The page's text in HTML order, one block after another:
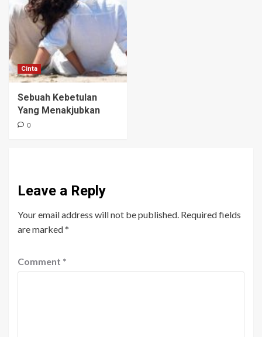
Cinta
Sebuah Kebetulan
Yang Menakjubkan
0
Leave a Reply
Your email address will not be published. Required fields
are marked*
Comment *